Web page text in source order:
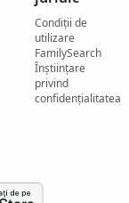
Condiții de
utilizare
FamilySearch
Înștiințare
privind
confidențialitatea